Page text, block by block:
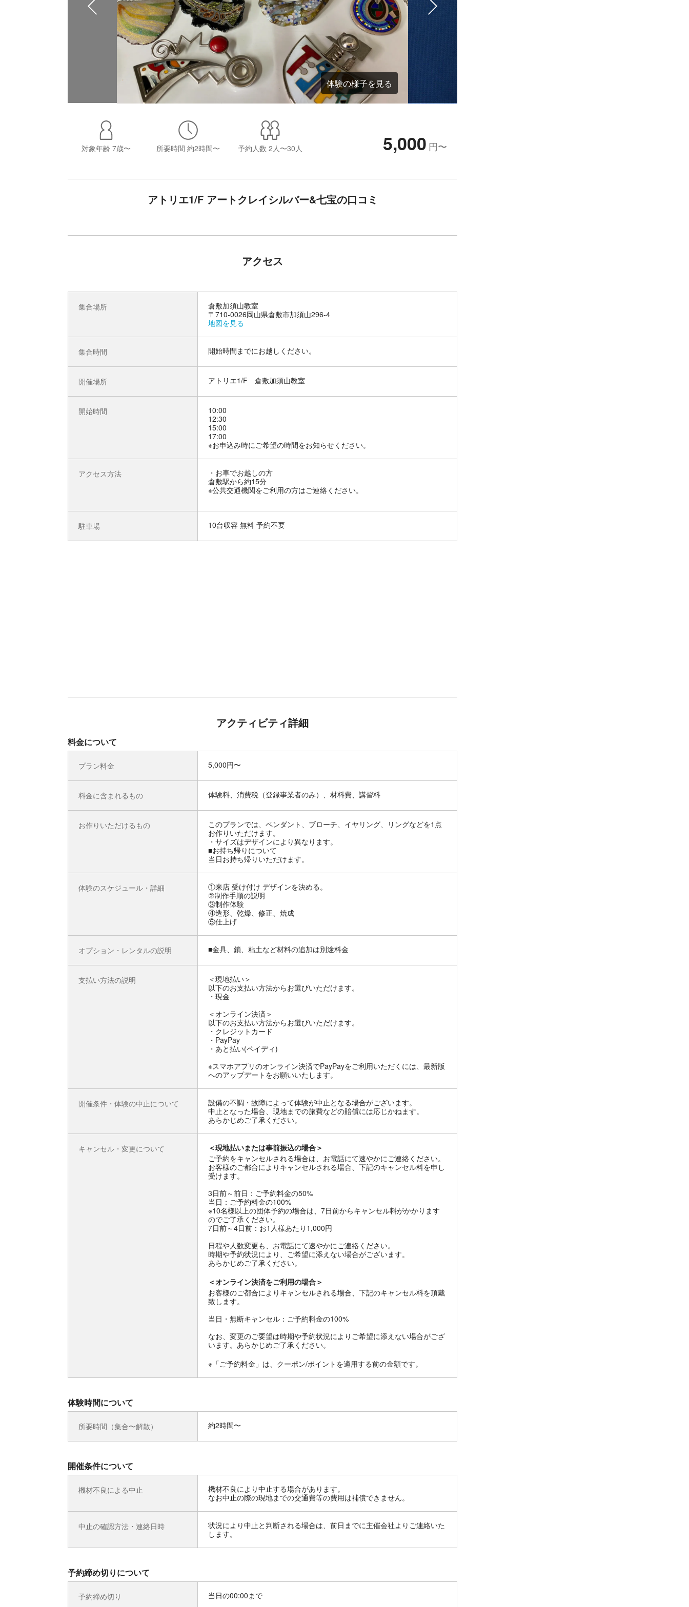
体験の様子を見る
対象年齢 7歳〜 所要時間 約2時間〜 予約人数 2人〜30人 5,000 円〜
アトリエ1/F アートクレイシルバー&七宝の口コミ
アクセス
集合場所
倉敷加須山教室
〒710-0026岡山県倉敷市加須山296-4
地図を見る
集合時間 開始時間までにお越しください。
開催場所 アトリエ1/F 倉敷加須山教室
開始時間
10:00
12:30
15:00
17:00
※お申込み時にご希望の時間をお知らせください。
アクセス方法
お車でお越しの方
倉敷駅から約15分
※公共交通機関をご利用の方はご連絡ください。
駐車場 10台収容 無料 予約不要
アクティビティ詳細
料金について
プラン料金 5,000円〜
料金に含まれるもの 体験料、消費税（登録事業者のみ）、材料費、講習料
お作りいただけるもの
このプランでは、ペンダント、ブローチ、イヤリング、リングなどを1点
お作りいただけます。
・サイズはデザインにより異なります。
■お持ち帰りについて
当日お持ち帰りいただけます。
体験のスケジュール・詳細
①来店 受け付け デザインを決める。
②制作手順の説明
③制作体験
④造形、乾燥、修正、焼成
⑤仕上げ
オプション・レンタルの説明 ■金具、鎖、粘土など材料の追加は別途料金
支払い方法の説明
＜現地払い＞
以下のお支払い方法からお選びいただけます。
・現金
＜オンライン決済＞
以下のお支払い方法からお選びいただけます。
・クレジットカード
・PayPay
・あと払い(ペイディ)
※スマホアプリのオンライン決済でPayPayをご利用いただくには、最新版
へのアップデートをお願いいたします。
開催条件・体験の中止について
設備の不調・故障によって体験が中止となる場合がございます。
中止となった場合、現地までの旅費などの賠償には応じかねます。
あらかじめご了承ください。
キャンセル・変更について
＜現地払いまたは事前振込の場合＞
ご予約をキャンセルされる場合は、お電話にて速やかにご連絡ください。
お客様のご都合によりキャンセルされる場合、下記のキャンセル料を申し
受けます。
3日前～前日：ご予約料金の50%
当日：ご予約料金の100%
※10名様以上の団体予約の場合は、7日前からキャンセル料がかかります
のでご了承ください。
7日前～4日前：お1人様あたり1,000円
日程や人数変更も、お電話にて速やかにご連絡ください。
時期や予約状況により、ご希望に添えない場合がございます。
あらかじめご了承ください。
＜オンライン決済をご利用の場合＞
お客様のご都合によりキャンセルされる場合、下記のキャンセル料を頂戴
致します。
当日・無断キャンセル：ご予約料金の100%
なお、変更のご要望は時期や予約状況によりご希望に添えない場合がござ
います。あらかじめご了承ください。
※「ご予約料金」は、クーポン/ポイントを適用する前の金額です。
体験時間について
所要時間（集合〜解散） 約2時間〜
開催条件について
機材不良による中止
機材不良により中止する場合があります。
なお中止の際の現地までの交通費等の費用は補償できません。
中止の確認方法・連絡日時
状況により中止と判断される場合は、前日までに主催会社よりご連絡いた
します。
予約締め切りについて
予約締め切り 当日の00:00まで